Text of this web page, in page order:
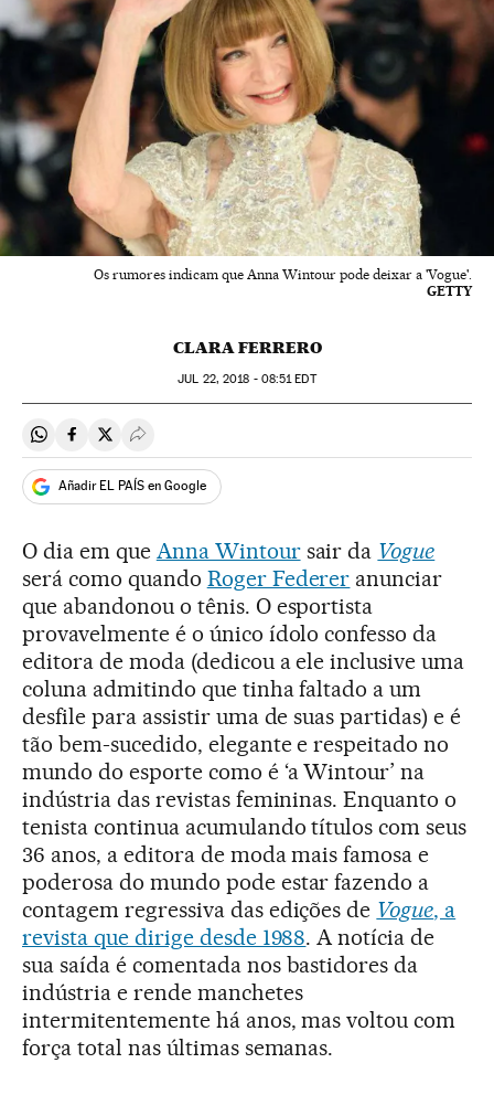
Os rumores indicam que Anna Wintour pode deixar a 'Vogue'.
GETTY
CLARA FERRERO
JUL 22, 2018 - 08:51 EDT
Compartir en Whatsapp
Compartir en Facebook
Compartir en Twitter
Desplegar Redes Sociales
Añadir EL PAÍS en Google
O dia em que Anna Wintoursair da Vogue
será como quando Roger Federer anunciar
que abandonou o tênis. O esportista
provavelmente é o único ídolo confesso da
editora de moda (dedicou a ele inclusive uma
coluna admitindo que tinha faltado a um
desfile para assistir uma de suas partidas) e é
tão bem-sucedido, elegante e respeitado no
mundo do esporte como é ‘a Wintour’ na
indústria das revistas femininas. Enquanto o
tenista continua acumulando títulos com seus
36 anos, a editora de moda mais famosa e
poderosa do mundo pode estar fazendo a
contagem regressiva das edições de Vogue, a
revista que dirige desde 1988. A notícia de
sua saída é comentada nos bastidores da
indústria e rende manchetes
intermitentemente há anos, mas voltou com
força total nas últimas semanas.